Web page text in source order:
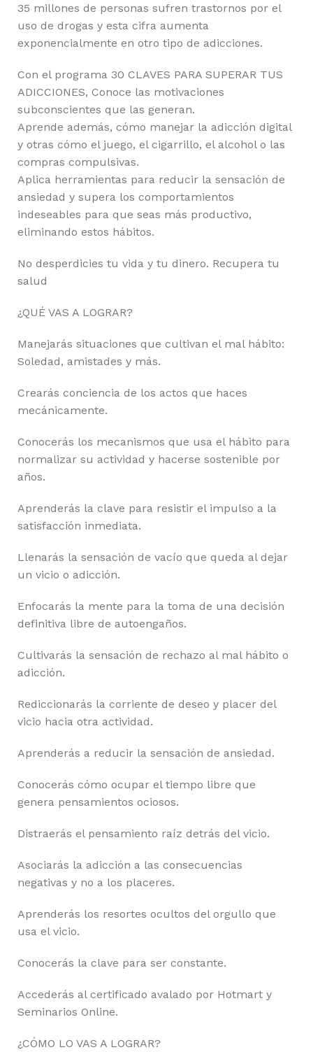
35 millones de personas sufren trastornos por el
uso de drogas y esta cifra aumenta
exponencialmente en otro tipo de adicciones.
Con el programa 30 CLAVES PARA SUPERAR TUS
ADICCIONES, Conoce las motivaciones
subconscientes que las generan.
Aprende además, cómo manejar la adicción digital
y otras cómo el juego, el cigarrillo, el alcohol o las
compras compulsivas.
Aplica herramientas para reducir la sensación de
ansiedad y supera los comportamientos
indeseables para que seas más productivo,
eliminando estos hábitos.
No desperdicies tu vida y tu dinero. Recupera tu
salud
¿QUÉ VAS A LOGRAR?
Manejarás situaciones que cultivan el mal hábito:
Soledad, amistades y más.
Crearás conciencia de los actos que haces
mecánicamente.
Conocerás los mecanismos que usa el hábito para
normalizar su actividad y hacerse sostenible por
años.
Aprenderás la clave para resistir el impulso a la
satisfacción inmediata.
Llenarás la sensación de vacío que queda al dejar
un vicio o adicción.
Enfocarás la mente para la toma de una decisión
definitiva libre de autoengaños.
Cultivarás la sensación de rechazo al mal hábito o
adicción.
Rediccionarás la corriente de deseo y placer del
vicio hacia otra actividad.
Aprenderás a reducir la sensación de ansiedad.
Conocerás cómo ocupar el tiempo libre que
genera pensamientos ociosos.
Distraerás el pensamiento raíz detrás del vicio.
Asociarás la adicción a las consecuencias
negativas y no a los placeres.
Aprenderás los resortes ocultos del orgullo que
usa el vicio.
Conocerás la clave para ser constante.
Accederás al certificado avalado por Hotmart y
Seminarios Online.
¿CÓMO LO VAS A LOGRAR?